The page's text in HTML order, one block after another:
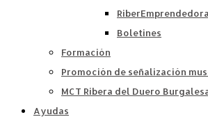
Boletines
Formación
Promoción de señalización
MCT Ribera del Duero
Ayudas